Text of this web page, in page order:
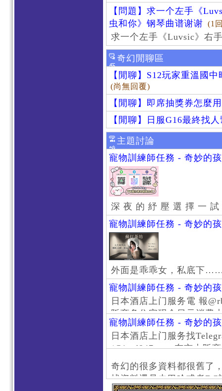
【問題】求一个左手《
虫和你》钢琴曲谱谢谢 (1
求一个左手《Luvsic》右
奇幻閒聊區
【閒聊】S12玩家重溫國
(尚無回覆)
【閒聊】即席抽獎券怎麼
【閒聊】日服G16最終找
主題討論
寵物訓練師任務 - 奇妙的
深 夜 的 紓 壓 選 擇 一
寵物訓練師任務 - 奇妙的
外面是乖乖女，私底下
寵物訓練師任務 - 奇妙的
日本酒店上门服务電 報
阪商务住宅现金日元消费
京风俗 #大阪风俗 #东京
上门服务新宿风俗 #梅田
#日本萝莉 #大阪萝莉 #日
寵物訓練師任務 - 奇妙的
日本酒店上门服务找
/@jptd847utpp 东京大阪
京旅游 #大阪旅游 #东京
东京上门服务 #大阪上门
心斋桥风俗 #日本女孩 #
奇幻的很多資料都很舊了
找資料還是去巴哈或者